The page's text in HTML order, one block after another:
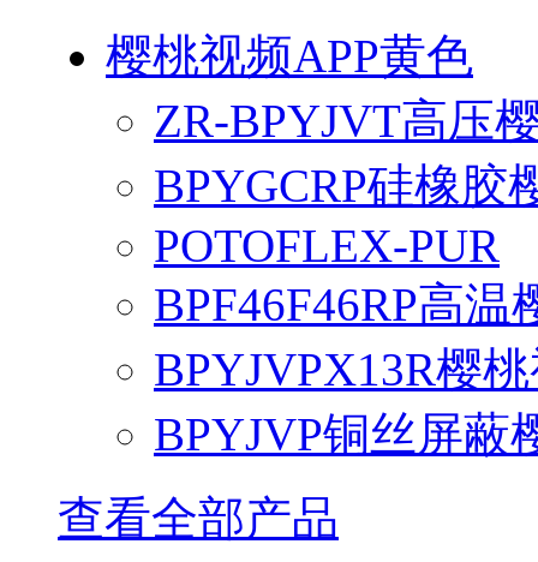
樱桃视频APP黄色
ZR-BPYJVT高压
BPYGCRP硅橡胶
POTOFLEX-PUR
BPF46F46RP高
BPYJVPX13R樱
BPYJVP铜丝屏蔽
查看全部产品